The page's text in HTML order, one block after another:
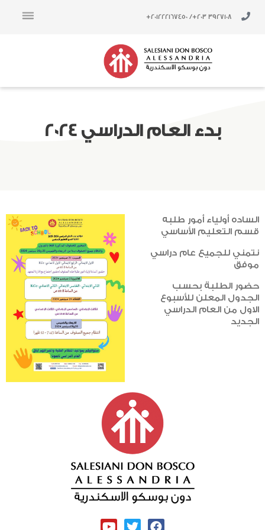
3927108 203+
/ 201222167450+
بدء العام الدراسي 2024
الساده أولياء أمور طلبه
قسم التعليم الأساسي
نتمني للجميع عام دراسي
موفق
حضور الطلبة بحسب
الجدول المعلن للأسبوع
الاول من العام الدراسي
الجديد